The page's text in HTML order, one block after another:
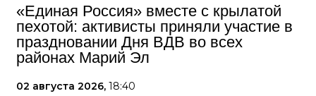
«Единая Россия» вместе с крылатой
пехотой: активисты приняли участие в
праздновании Дня ВДВ во всех
районах Марий Эл
02 августа 2026, 18:40